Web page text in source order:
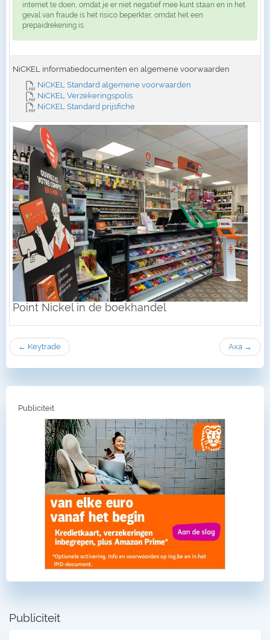
internet te doen, omdat je er niet negatief mee kunt staan en in het
geval van fraude is het risico beperkter, omdat het een
prepaidrekening is.
NiCKEL informatiedocumenten en algemene voorwaarden
NiCKEL Standard algemene voorwaarden
NiCKEL Verzekeringspolis
NiCKEL Standard prijsfiche
Point Nickel in de boekhandel
← Keytrade Axa →
Publiciteit
Publiciteit